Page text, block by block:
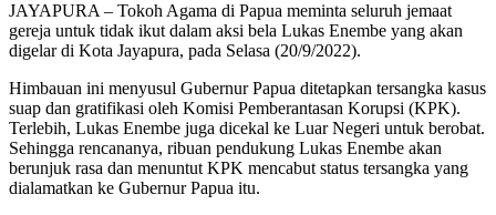
JAYAPURA – Tokoh Agama di Papua meminta seluruh jemaat
gereja untuk tidak ikut dalam aksi bela Lukas Enembe yang akan
digelar di Kota Jayapura, pada Selasa (20/9/2022).
Himbauan ini menyusul Gubernur Papua ditetapkan tersangka kasus
suap dan gratifikasi oleh Komisi Pemberantasan Korupsi (KPK).
Terlebih, Lukas Enembe juga dicekal ke Luar Negeri untuk berobat.
Sehingga rencananya, ribuan pendukung Lukas Enembe akan
berunjuk rasa dan menuntut KPK mencabut status tersangka yang
dialamatkan ke Gubernur Papua itu.